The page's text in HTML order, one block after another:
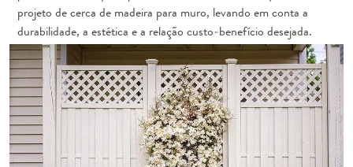
projeto de cerca de madeira para muro, levando em conta a
durabilidade, a estética e a relação custo-benefício desejada.